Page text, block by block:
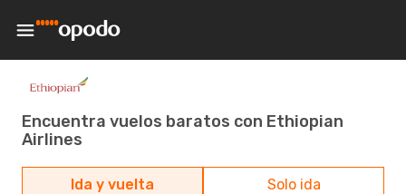
Encuentra vuelos baratos con Ethiopian
Airlines
Ida y vuelta Solo ida